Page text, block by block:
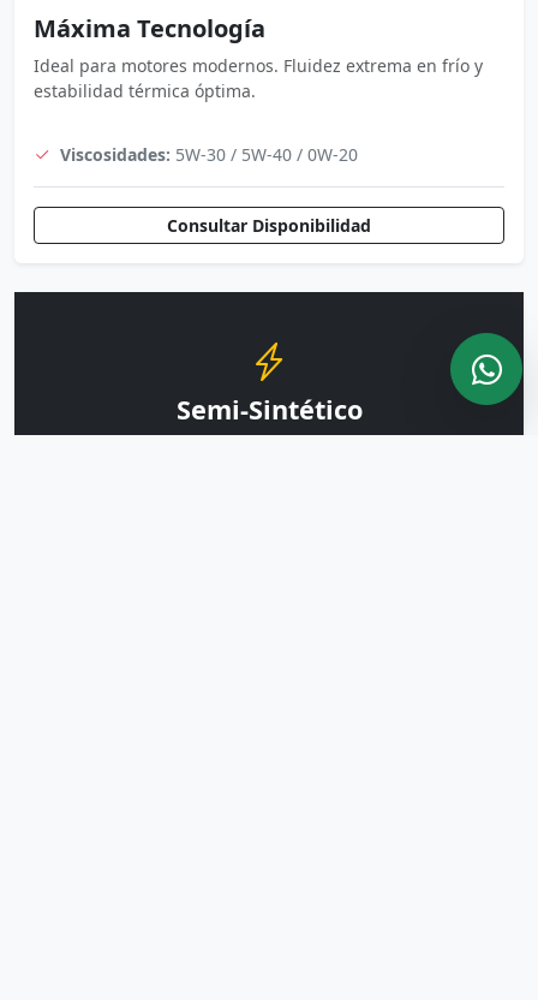
Máxima Tecnología
Ideal para motores modernos. Fluidez extrema en frío y
estabilidad térmica óptima.
Viscosidades: 5W-30 / 5W-40 / 0W-20
Consultar Disponibilidad
Semi-Sintético